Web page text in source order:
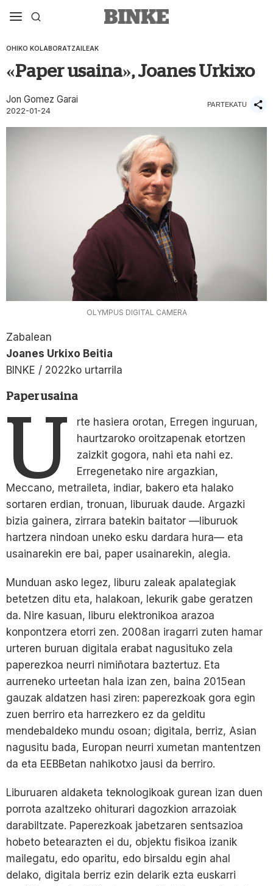
OHIKO KOLABORATZAILEAK
«Paper usaina», Joanes Urkixo
Jon Gomez Garai
2022-01-24
PARTEKATU
OLYMPUS DIGITAL CAMERA
Zabalean
Joanes Urkixo Beitia
BINKE / 2022ko urtarrila
Paper usaina
U
rte hasiera orotan, Erregen inguruan,
haurtzaroko oroitzapenak etortzen
zaizkit gogora, nahi eta nahi ez.
Erregenetako nire argazkian,
Meccano, metraileta, indiar, bakero eta halako
sortaren erdian, tronuan, liburuak daude. Argazki
bizia gainera, zirrara batekin baitator —liburuok
hartzera nindoan uneko esku dardara hura— eta
usainarekin ere bai, paper usainarekin, alegia.
Munduan asko legez, liburu zaleak apalategiak
betetzen ditu eta, halakoan, lekurik gabe geratzen
da. Nire kasuan, liburu elektronikoa arazoa
konpontzera etorri zen. 2008an iragarri zuten hamar
urteren buruan digitala erabat nagusituko zela
paperezkoa neurri nimiñotara baztertuz. Eta
aurreneko urteetan hala izan zen, baina 2015ean
gauzak aldatzen hasi ziren: paperezkoak gora egin
zuen berriro eta harrezkero ez da gelditu
mendebaldeko mundu osoan; digitala, berriz, Asian
nagusitu bada, Europan neurri xumetan mantentzen
da eta EEBBetan nahikotxo jausi da berriro.
Liburuaren aldaketa teknologikoak gurean izan duen
porrota azaltzeko ohiturari dagozkion arrazoiak
darabiltzate. Paperezkoak jabetzaren sentsazioa
hobeto betearazten ei du, objektu fisikoa izanik
mailegatu, edo oparitu, edo birsaldu egin ahal
delako, digitala berriz ezin delarik ezta euskarri